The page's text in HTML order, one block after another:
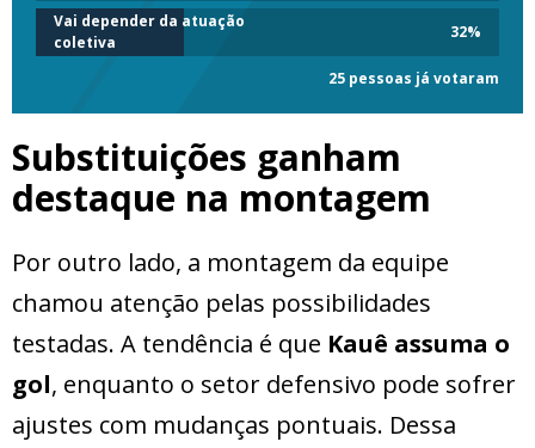
Vai depender da atuação
coletiva
32%
25 pessoas já votaram
Substituições ganham
destaque na montagem
Por outro lado, a montagem da equipe
chamou atenção pelas possibilidades
testadas. A tendência é que Kauê assuma o
gol, enquanto o setor defensivo pode sofrer
ajustes com mudanças pontuais. Dessa